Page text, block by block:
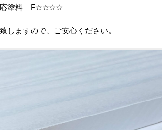
応塗料 F☆☆☆☆
しますので、ご安心ください。